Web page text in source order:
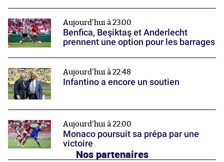
Aujourd'hui à 23:00
Benfica, Beşiktaş et Anderlecht
prennent une option pour les barrages
Aujourd'hui à 22:48
Infantino a encore un soutien
Aujourd'hui à 22:00
Monaco poursuit sa prépa par une
victoire
Nos partenaires